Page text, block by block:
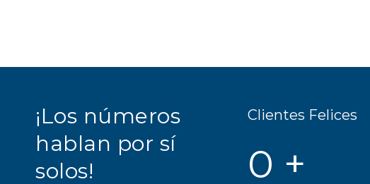
¡Los números
hablan por sí
solos!
Clientes Felices
0 +